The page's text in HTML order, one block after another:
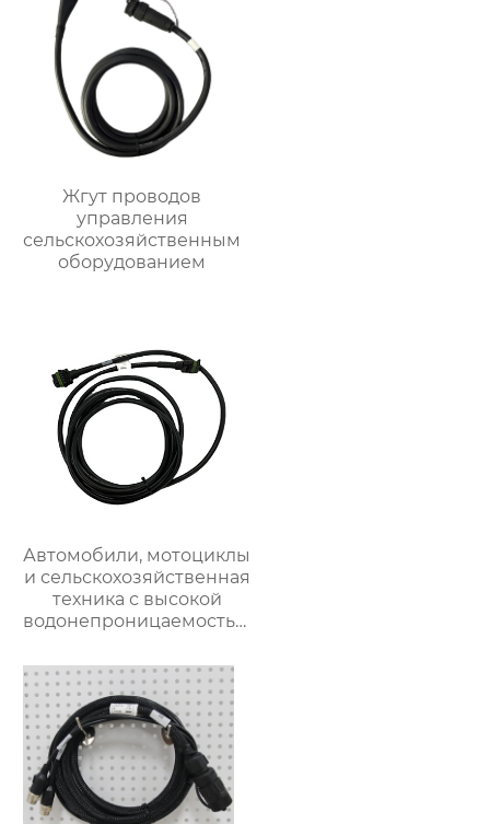
Жгут проводов
управления
сельскохозяйственным
оборудованием
Автомобили, мотоциклы
и сельскохозяйственная
техника с высокой
водонепроницаемостью